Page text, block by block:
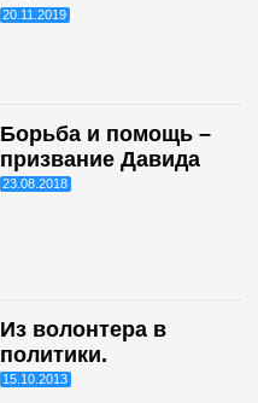
20.11.2019
Борьба и помощь –
призвание Давида
23.08.2018
Из волонтера в
политики.
15.10.2013